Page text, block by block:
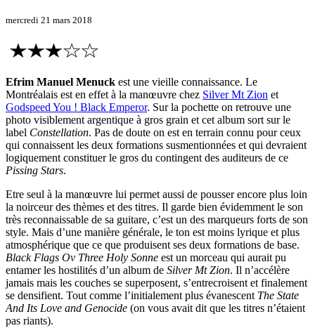
mercredi 21 mars 2018
Efrim Manuel Menuck est une vieille connaissance. Le
Montréalais est en effet à la manœuvre chez Silver Mt Zion et
Godspeed You ! Black Emperor. Sur la pochette on retrouve une
photo visiblement argentique à gros grain et cet album sort sur le
label Constellation. Pas de doute on est en terrain connu pour ceux
qui connaissent les deux formations susmentionnées et qui devraient
logiquement constituer le gros du contingent des auditeurs de ce
Pissing Stars.
Etre seul à la manœuvre lui permet aussi de pousser encore plus loin
la noirceur des thèmes et des titres. Il garde bien évidemment le son
très reconnaissable de sa guitare, c’est un des marqueurs forts de son
style. Mais d’une manière générale, le ton est moins lyrique et plus
atmosphérique que ce que produisent ses deux formations de base.
Black Flags Ov Three Holy Sonne est un morceau qui aurait pu
entamer les hostilités d’un album de Silver Mt Zion. Il n’accélère
jamais mais les couches se superposent, s’entrecroisent et finalement
se densifient. Tout comme l’initialement plus évanescent The State
And Its Love and Genocide (on vous avait dit que les titres n’étaient
pas riants).